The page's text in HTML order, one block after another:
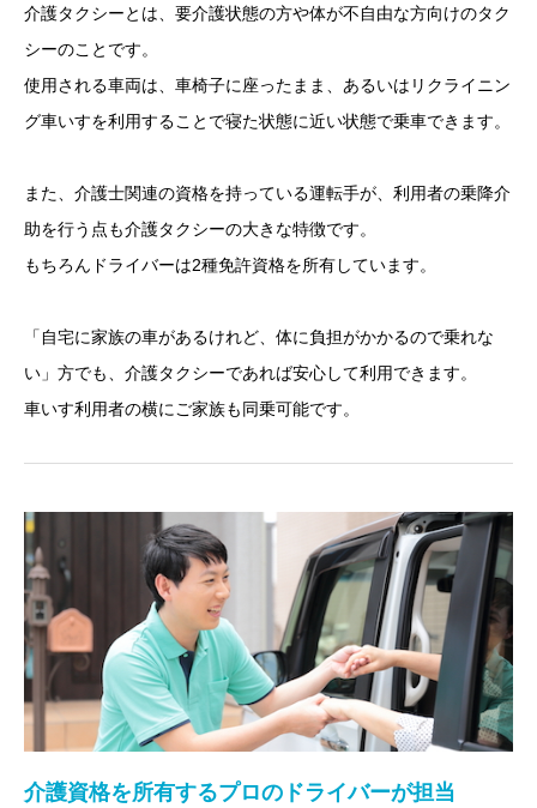
介護タクシーとは、要介護状態の方や体が不自由な方向けのタク
シーのことです。
使用される車両は、車椅子に座ったまま、あるいはリクライニン
グ車いすを利用することで寝た状態に近い状態で乗車できます。
また、介護士関連の資格を持っている運転手が、利用者の乗降介
助を行う点も介護タクシーの大きな特徴です。
もちろんドライバーは2種免許資格を所有しています。
「自宅に家族の車があるけれど、体に負担がかかるので乗れな
い」方でも、介護タクシーであれば安心して利用できます。
車いす利用者の横にご家族も同乗可能です。
介護資格を所有するプロのドライバーが担当